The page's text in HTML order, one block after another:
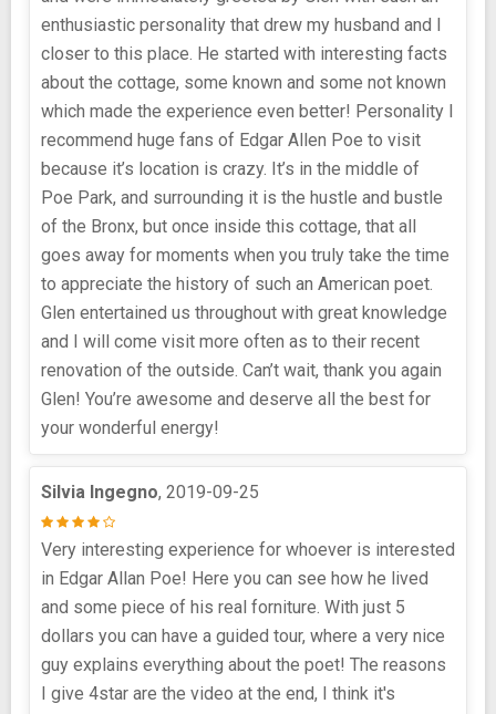
enthusiastic personality that drew my husband and I
closer to this place. He started with interesting facts
about the cottage, some known and some not known
which made the experience even better! Personality I
recommend huge fans of Edgar Allen Poe to visit
because it’s location is crazy. It’s in the middle of
Poe Park, and surrounding it is the hustle and bustle
of the Bronx, but once inside this cottage, that all
goes away for moments when you truly take the time
to appreciate the history of such an American poet.
Glen entertained us throughout with great knowledge
and I will come visit more often as to their recent
renovation of the outside. Can’t wait, thank you again
Glen! You’re awesome and deserve all the best for
your wonderful energy!
Silvia Ingegno, 2019-09-25
Very interesting experience for whoever is interested
in Edgar Allan Poe! Here you can see how he lived
and some piece of his real forniture. With just 5
dollars you can have a guided tour, where a very nice
guy explains everything about the poet! The reasons
I give 4star are the video at the end, I think it's